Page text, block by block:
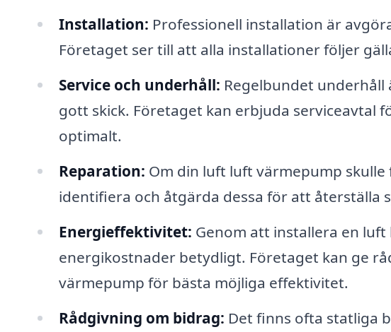
Installation: Professionell installation är
Företaget ser till att alla installationer följer
Service och underhåll: Regelbundet
gott skick. Företaget kan erbjuda serviceavtal
optimalt.
Reparation: Om din luft luft värmepump
identifiera och åtgärda dessa för att återställa
Energieffektivitet: Genom att installera en
energikostnader betydligt. Företaget kan ge
värmepump för bästa möjliga effektivitet.
Rådgivning om bidrag: Det finns ofta statliga